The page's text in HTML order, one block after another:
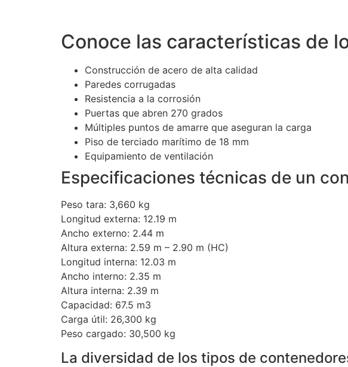
Conoce las características de
Construcción de acero de alta calidad
Paredes corrugadas
Resistencia a la corrosión
Puertas que abren 270 grados
Múltiples puntos de amarre que aseguran la carga
Piso de terciado marítimo de 18 mm
Equipamiento de ventilación
Especificaciones técnicas de un
Peso tara: 3,660 kg
Longitud externa: 12.19 m
Ancho externo: 2.44 m
Altura externa: 2.59 m – 2.90 m (HC)
Longitud interna: 12.03 m
Ancho interno: 2.35 m
Altura interna: 2.39 m
Capacidad: 67.5 m3
Carga útil: 26,300 kg
Peso cargado: 30,500 kg
La diversidad de los tipos de